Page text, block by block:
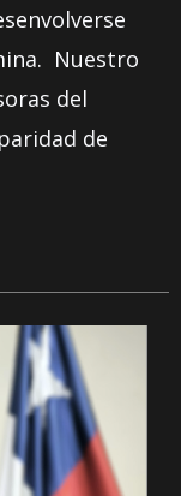
Nuestro
del
de